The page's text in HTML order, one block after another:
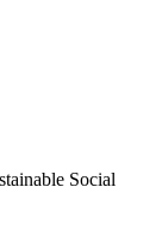
Social